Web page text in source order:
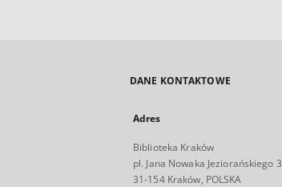
DANE KONTAKTOWE
Adres
Biblioteka Kraków
pl. Jana Nowaka Jeziorańskiego 3
31-154 Kraków, POLSKA